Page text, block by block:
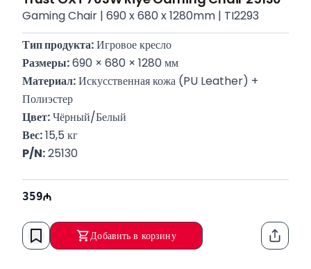
Gaming Chair | 690 x 680 x 1280mm | TI2293
Тип продукта: Игровое кресло
Размеры: 690 × 680 × 1280 мм
Материал: Искусственная кожа (PU Leather) +
Полиэстер
Цвет: Чёрный/Белый
Вес: 15,5 кг
P/N: 25130
359
Добавить в корзину